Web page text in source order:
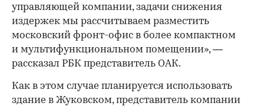
управляющей компании, задачи снижения
издержек мы рассчитываем разместить
московский фронт-офис в более компактном
и мультифункциональном помещении», —
рассказал РБК представитель ОАК.
Как в этом случае планируется использовать
здание в Жуковском, представитель компании